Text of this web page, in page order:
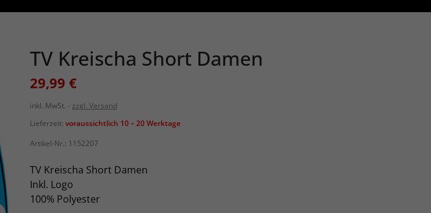
TV Kreischa Short Damen
29,99 €
inkl. MwSt.
zzgl. Versand
Lieferzeit: voraussichtlich 10 – 20 Werktage
Artikel-Nr.: 1152207
TV Kreischa Short Damen
Inkl. Logo
100% Polyester